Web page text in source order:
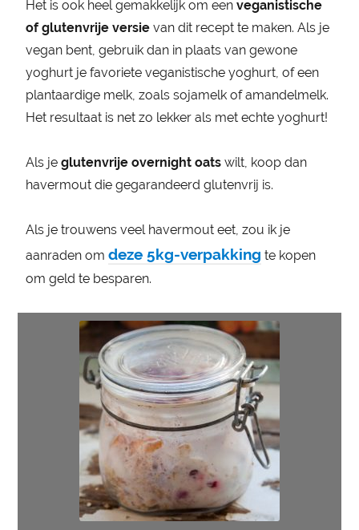
Het is ook heel gemakkelijk om eenveganistische
of glutenvrije versie van dit recept te maken. Als je
vegan bent, gebruik dan in plaats van gewone
yoghurt je favoriete veganistische yoghurt, of een
plantaardige melk, zoals sojamelk of amandelmelk.
Het resultaat is net zo lekker als met echte yoghurt!
Als jeglutenvrije overnight oats wilt, koop dan
havermout die gegarandeerd glutenvrij is.
Als je trouwens veel havermout eet, zou ik je
aanraden omdeze 5kg-verpakking te kopen
om geld te besparen.